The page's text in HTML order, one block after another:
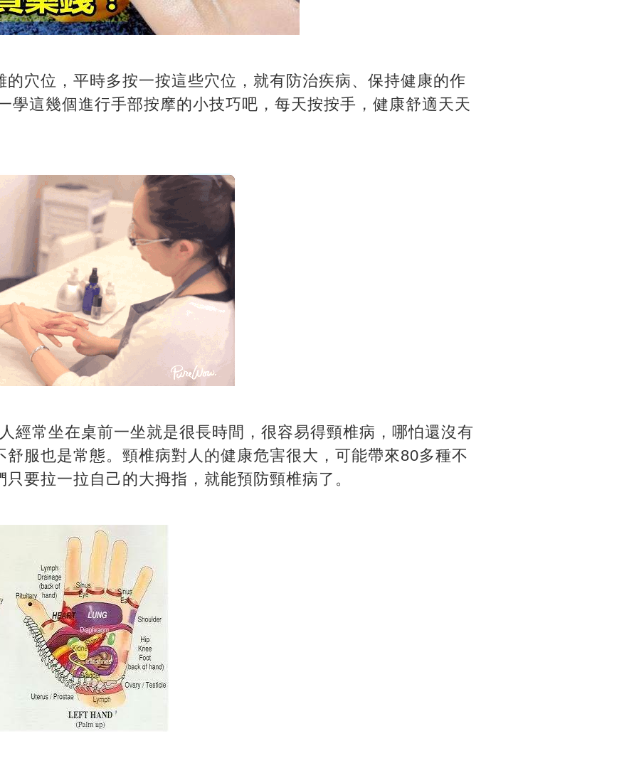
的穴位，平時多按一按這些穴位，就有防治疾病、保持健康的作
學這幾個進行手部按摩的小技巧吧，每天按按手，健康舒適天天
經常坐在桌前一坐就是很長時間，很容易得頸椎病，哪怕還沒有
舒服也是常態。頸椎病對人的健康危害很大，可能帶來80多種不
要拉一拉自己的大拇指，就能預防頸椎病了。